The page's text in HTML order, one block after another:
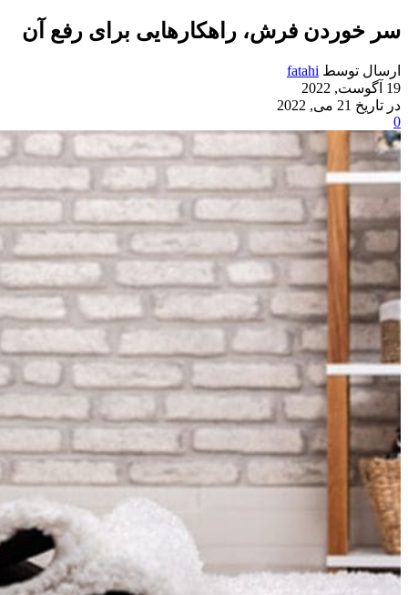
سر خوردن فرش، راهکارهایی برای رفع آن
ارسال توسط fatahi
19 آگوست, 2022
در تاریخ 21 می, 2022
0